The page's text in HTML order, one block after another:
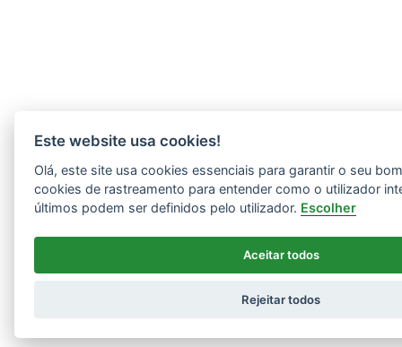
Este website usa cookies!
Olá, este site usa cookies essenciais para garantir o seu
cookies de rastreamento para entender como o utilizador
últimos podem ser definidos pelo utilizador. Escolher
Aceitar todos
Rejeitar todos